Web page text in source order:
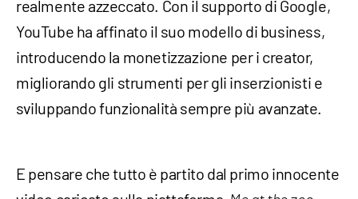
realmente azzeccato. Con il supporto di Google,
YouTube ha affinato il suo modello di business,
introducendo la monetizzazione per i creator,
migliorando gli strumenti per gli inserzionisti e
sviluppando funzionalità sempre più avanzate.
E pensare che tutto è partito dal primo innocente